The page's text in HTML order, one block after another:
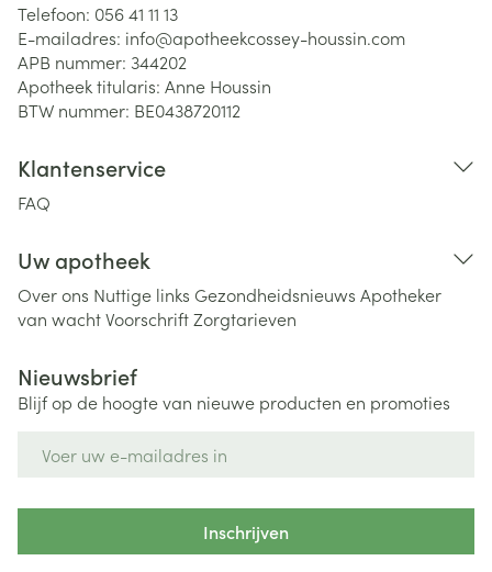
Telefoon: 056 41 11 13
E-mailadres: info@apotheekcossey-houssin.com
APB nummer: 344202
Apotheek titularis: Anne Houssin
BTW nummer: BE0438720112
Klantenservice
FAQ
Uw apotheek
Over ons Nuttige links Gezondheidsnieuws Apotheker
van wachtVoorschriftZorgtarieven
Nieuwsbrief
Blijf op de hoogte van nieuwe producten en promoties
Inschrijven